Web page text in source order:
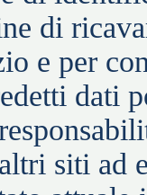
di
e per
dati
siti ad